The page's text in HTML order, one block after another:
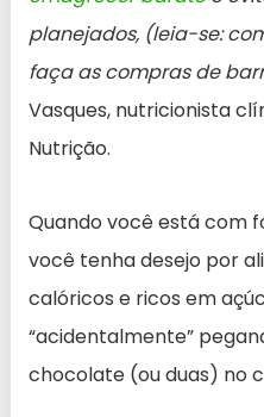
planejados, (leia-se:
faça as compras de
Vasques, nutricionista
Nutrição.
Quando você está com
você tenha desejo por
calóricos e ricos em
“acidentalmente”
chocolate (ou duas) no